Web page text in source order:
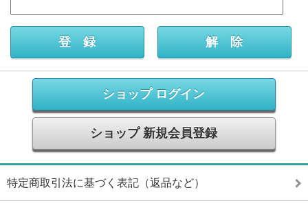
ショップ ログイン
ショップ 新規会員登録
特定商取引法に基づく表記（返品など）